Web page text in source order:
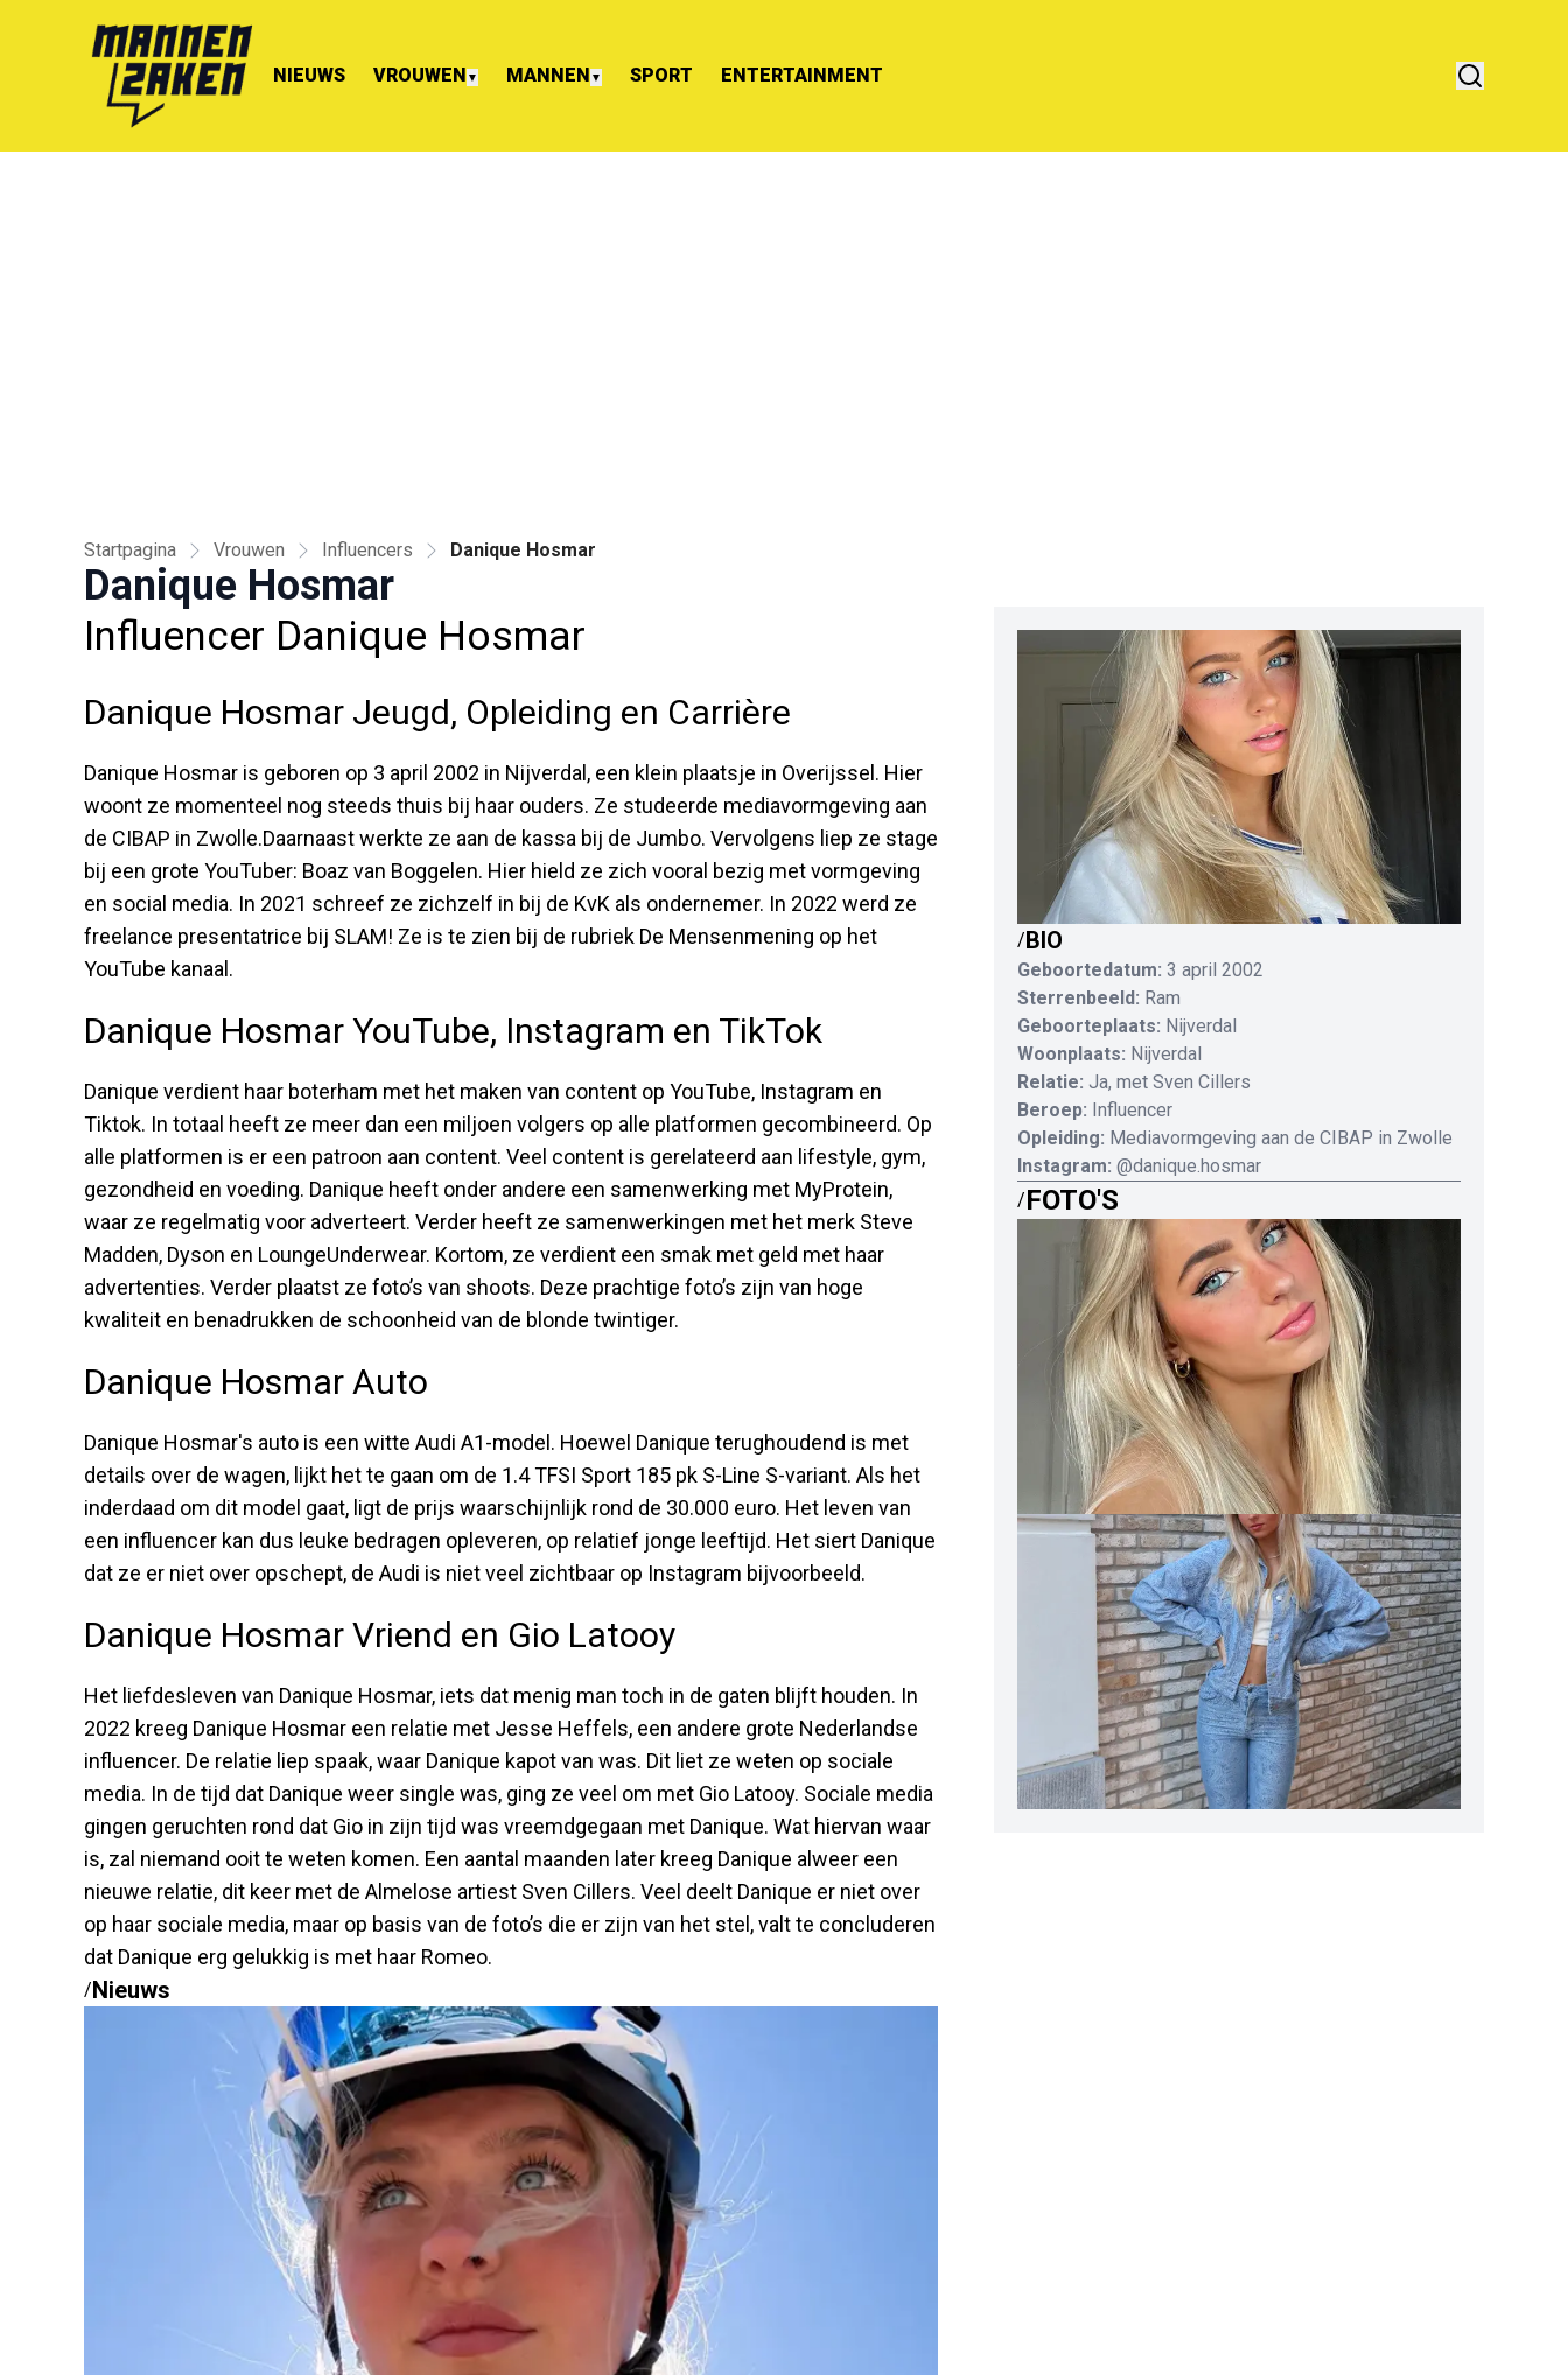
NIEUWS VROUWEN ▼ MANNEN ▼ SPORT ENTERTAINMENT
Startpagina Vrouwen Influencers Danique Hosmar
Danique Hosmar
Influencer Danique Hosmar
Danique Hosmar Jeugd, Opleiding en Carrière
Danique Hosmar is geboren op 3 april 2002 in Nijverdal, een klein plaatsje in Overijssel. Hier
woont ze momenteel nog steeds thuis bij haar ouders. Ze studeerde mediavormgeving aan
de CIBAP in Zwolle.Daarnaast werkte ze aan de kassa bij de Jumbo. Vervolgens liep ze stage
bij een grote YouTuber: Boaz van Boggelen. Hier hield ze zich vooral bezig met vormgeving
en social media. In 2021 schreef ze zichzelf in bij de KvK als ondernemer. In 2022 werd ze
freelance presentatrice bij SLAM! Ze is te zien bij de rubriek De Mensenmening op het
YouTube kanaal.
Danique Hosmar YouTube, Instagram en TikTok
Danique verdient haar boterham met het maken van content op YouTube, Instagram en
Tiktok. In totaal heeft ze meer dan een miljoen volgers op alle platformen gecombineerd. Op
alle platformen is er een patroon aan content. Veel content is gerelateerd aan lifestyle, gym,
gezondheid en voeding. Danique heeft onder andere een samenwerking met MyProtein,
waar ze regelmatig voor adverteert. Verder heeft ze samenwerkingen met het merk Steve
Madden, Dyson en LoungeUnderwear. Kortom, ze verdient een smak met geld met haar
advertenties. Verder plaatst ze foto’s van shoots. Deze prachtige foto’s zijn van hoge
kwaliteit en benadrukken de schoonheid van de blonde twintiger.
Danique Hosmar Auto
Danique Hosmar's auto is een witte Audi A1-model. Hoewel Danique terughoudend is met
details over de wagen, lijkt het te gaan om de 1.4 TFSI Sport 185 pk S-Line S-variant. Als het
inderdaad om dit model gaat, ligt de prijs waarschijnlijk rond de 30.000 euro. Het leven van
een influencer kan dus leuke bedragen opleveren, op relatief jonge leeftijd. Het siert Danique
dat ze er niet over opschept, de Audi is niet veel zichtbaar op Instagram bijvoorbeeld.
Danique Hosmar Vriend en Gio Latooy
Het liefdesleven van Danique Hosmar, iets dat menig man toch in de gaten blijft houden. In
2022 kreeg Danique Hosmar een relatie met Jesse Heffels, een andere grote Nederlandse
influencer. De relatie liep spaak, waar Danique kapot van was. Dit liet ze weten op sociale
media. In de tijd dat Danique weer single was, ging ze veel om met Gio Latooy. Sociale media
gingen geruchten rond dat Gio in zijn tijd was vreemdgegaan met Danique. Wat hiervan waar
is, zal niemand ooit te weten komen. Een aantal maanden later kreeg Danique alweer een
nieuwe relatie, dit keer met de Almelose artiest Sven Cillers. Veel deelt Danique er niet over
op haar sociale media, maar op basis van de foto’s die er zijn van het stel, valt te concluderen
dat Danique erg gelukkig is met haar Romeo.
/Nieuws
/ BIO
Geboortedatum: 3 april 2002
Sterrenbeeld: Ram
Geboorteplaats: Nijverdal
Woonplaats: Nijverdal
Relatie: Ja, met Sven Cillers
Beroep: Influencer
Opleiding: Mediavormgeving aan de CIBAP in Zwolle
Instagram: @danique.hosmar
/FOTO'S